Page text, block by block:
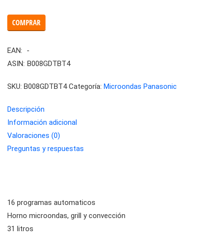
COMPRAR
EAN:
-
ASIN: B008GDTBT4
SKU: B008GDTBT4 Categoría: Microondas Panasonic
Descripción
Información adicional
Valoraciones (0)
Preguntas y respuestas
16 programas automaticos
Horno microondas, grill y convección
31 litros